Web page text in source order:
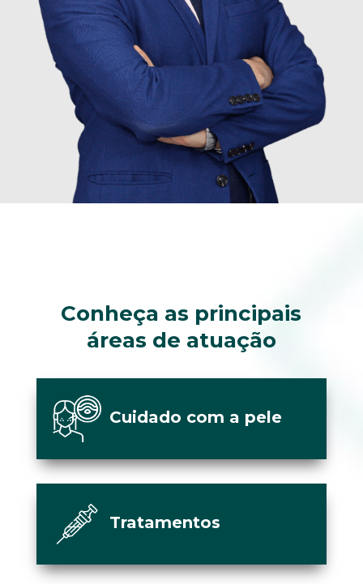
Conheça as principais
áreas de atuação
Cuidado com a pele
Tratamentos